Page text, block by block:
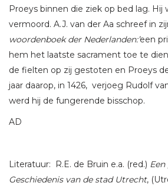
Proeys binnen die ziek op bed lag. Hij
vermoord. A.J. van der Aa schreef in
woordenboek der Nederlanden:’een
hem het laatste sacrament toe te
de fielten op zij gestoten en Proeys
jaar daarop, in 1426, verjoeg Rudolf
werd hij de fungerende bisschop.
AD
Literatuur: R.E. de Bruin e.a. (red.) Een
Geschiedenis van de stad Utrecht,